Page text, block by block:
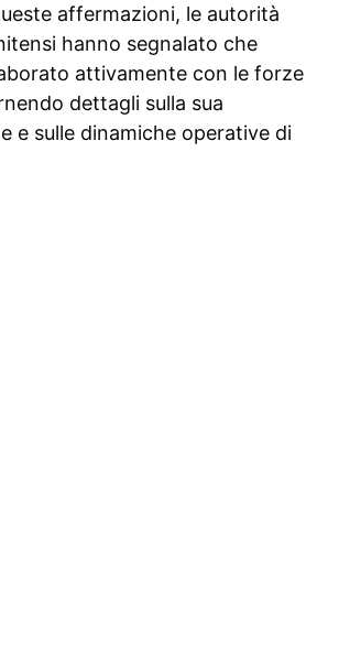
affermazioni, le autorità
hanno segnalato che
attivamente con le forze
dettagli sulla sua
e sulle dinamiche operative di